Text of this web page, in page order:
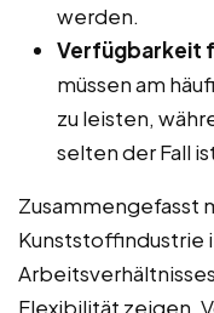
werden.
Verfügbarkeit
müssen am
zu leisten,
selten der Fall
Zusammengefasst
Kunststoffindustrie
Flexibilität zeigen.